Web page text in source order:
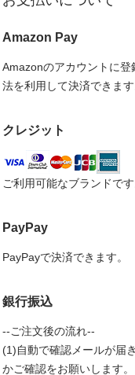
Amazon Pay
Amazonのアカウントに
法を利用して決済できます
クレジット
ご利用可能なブランドです
PayPay
PayPayで決済できます。
銀行振込
--ご注文後の流れ--
(1)自動で確認メールが届
かご確認をお願いします。